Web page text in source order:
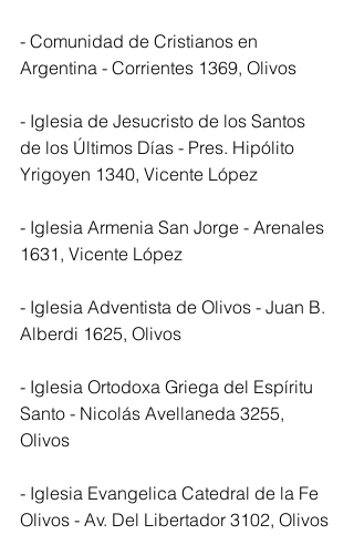
- Comunidad de Cristianos en
Argentina - Corrientes 1369, Olivos
- Iglesia de Jesucristo de los Santos
de los Últimos Días - Pres. Hipólito
Yrigoyen 1340, Vicente López
- Iglesia Armenia San Jorge - Arenales
1631, Vicente López
- Iglesia Adventista de Olivos - Juan B.
Alberdi 1625, Olivos
- Iglesia Ortodoxa Griega del Espíritu
Santo - Nicolás Avellaneda 3255,
Olivos
- Iglesia Evangelica Catedral de la Fe
Olivos - Av. Del Libertador 3102, Olivos